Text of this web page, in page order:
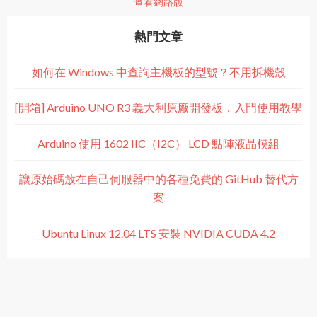
熱門文章
如何在 Windows 中查詢主機板的型號？不用拆機殼
[開箱] Arduino UNO R3 義大利原廠開發板，入門使用教學
Arduino 使用 1602 IIC（I2C） LCD 點陣液晶模組
讓原始碼放在自己伺服器中的各種免費的 GitHub 替代方
案
Ubuntu Linux 12.04 LTS 安裝 NVIDIA CUDA 4.2